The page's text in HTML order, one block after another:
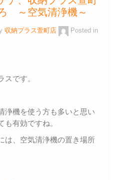
～空気清浄機～
収納プラス萱町店
Posted in
です。
浄機を使う方も多いと思い
有効ですね。
は、空気清浄機の置き場所